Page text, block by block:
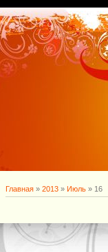
Главная » 2013 » Июль » 16